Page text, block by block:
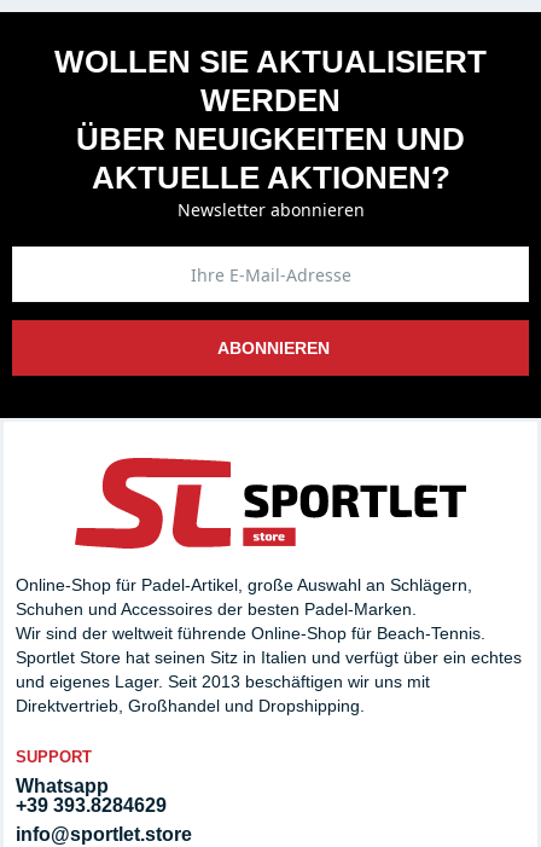
WOLLEN SIE AKTUALISIERT
WERDEN
ÜBER NEUIGKEITEN UND
AKTUELLE AKTIONEN?
Newsletter abonnieren
ABONNIEREN
Online-Shop für Padel-Artikel, große Auswahl an Schlägern,
Schuhen und Accessoires der besten Padel-Marken.
Wir sind der weltweit führende Online-Shop für Beach-Tennis.
Sportlet Store hat seinen Sitz in Italien und verfügt über ein echtes
und eigenes Lager. Seit 2013 beschäftigen wir uns mit
Direktvertrieb, Großhandel und Dropshipping.
SUPPORT
Whatsapp
+39 393.8284629
info@sportlet.store